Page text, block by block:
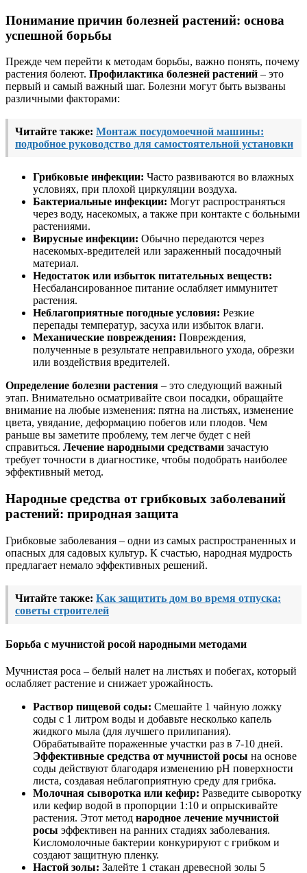
Понимание причин болезней растений: основа
успешной борьбы
Прежде чем перейти к методам борьбы, важно понять, почему
растения болеют. Профилактика болезней растений – это
первый и самый важный шаг. Болезни могут быть вызваны
различными факторами:
Читайте также: Монтаж посудомоечной машины:
подробное руководство для самостоятельной установки
Грибковые инфекции: Часто развиваются во влажных
условиях, при плохой циркуляции воздуха.
Бактериальные инфекции: Могут распространяться
через воду, насекомых, а также при контакте с больными
растениями.
Вирусные инфекции: Обычно передаются через
насекомых-вредителей или зараженный посадочный
материал.
Недостаток или избыток питательных веществ:
Несбалансированное питание ослабляет иммунитет
растения.
Неблагоприятные погодные условия: Резкие
перепады температур, засуха или избыток влаги.
Механические повреждения: Повреждения,
полученные в результате неправильного ухода, обрезки
или воздействия вредителей.
Определение болезни растения – это следующий важный
этап. Внимательно осматривайте свои посадки, обращайте
внимание на любые изменения: пятна на листьях, изменение
цвета, увядание, деформацию побегов или плодов. Чем
раньше вы заметите проблему, тем легче будет с ней
справиться. Лечение народными средствами зачастую
требует точности в диагностике, чтобы подобрать наиболее
эффективный метод.
Народные средства от грибковых заболеваний
растений: природная защита
Грибковые заболевания – одни из самых распространенных и
опасных для садовых культур. К счастью, народная мудрость
предлагает немало эффективных решений.
Читайте также: Как защитить дом во время отпуска:
советы строителей
Борьба с мучнистой росой народными методами
Мучнистая роса – белый налет на листьях и побегах, который
ослабляет растение и снижает урожайность.
Раствор пищевой соды: Смешайте 1 чайную ложку
соды с 1 литром воды и добавьте несколько капель
жидкого мыла (для лучшего прилипания).
Обрабатывайте пораженные участки раз в 7-10 дней.
Эффективные средства от мучнистой росы на основе
соды действуют благодаря изменению pH поверхности
листа, создавая неблагоприятную среду для грибка.
Молочная сыворотка или кефир: Разведите сыворотку
или кефир водой в пропорции 1:10 и опрыскивайте
растения. Этот метод народное лечение мучнистой
росы эффективен на ранних стадиях заболевания.
Кисломолочные бактерии конкурируют с грибком и
создают защитную пленку.
Настой золы: Залейте 1 стакан древесной золы 5